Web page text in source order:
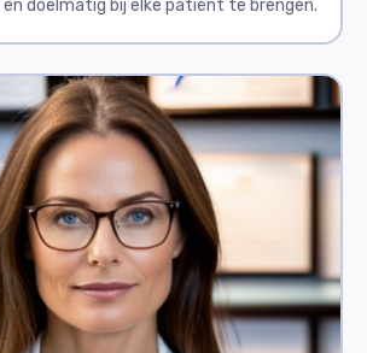
doelmatig bij elke patiënt te brengen.